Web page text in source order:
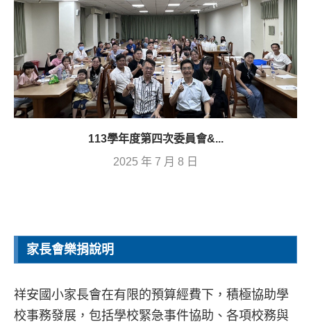
113學年度第四次委員會&...
2025 年 7 月 8 日
家長會樂捐說明
祥安國小家長會在有限的預算經費下，積極協助學
校事務發展，包括學校緊急事件協助、各項校務與